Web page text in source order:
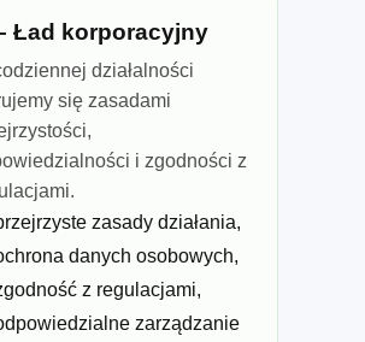
Ład korporacyjny
działalności
się zasadami
i zgodności z
zasady działania,
danych osobowych,
z regulacjami,
zarządzanie